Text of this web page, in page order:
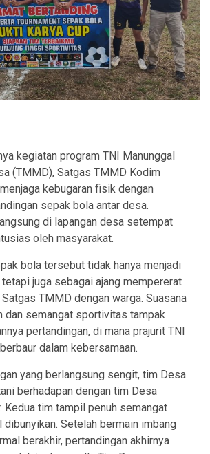
kegiatan program TNI Manunggal
(TMMD), Satgas TMMD Kodim
kebugaran fisik dengan
sepak bola antar desa.
di lapangan desa setempat
oleh masyarakat.
bola tersebut tidak hanya menjadi
tetapi juga sebagai ajang mempererat
TMMD dengan warga. Suasana
dan semangat sportivitas tampak
pertandingan, di mana prajurit TNI
dalam kebersamaan.
yang berlangsung sengit, tim Desa
berhadapan dengan tim Desa
Kedua tim tampil penuh semangat
Setelah bermain imbang
berakhir, pertandingan akhirnya